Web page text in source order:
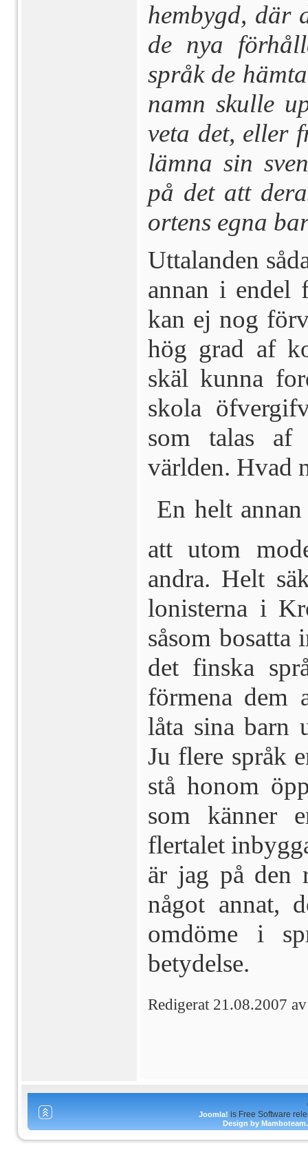
hembygd, där
de nya
språk de
namn skulle
veta det, eller
lämna sin
på det att
ortens egna
Uttalanden
annan i endel
kan ej nog
hög grad af
skäl kunna
skola
som talas af
världen. Hvad
En helt
att utom
andra. Helt
lonisterna i
såsom
det finska
förmena dem
låta sina barn
Ju flere språk
stå honom
som känner
flertalet
är jag på den
något annat,
omdöme i
betydelse.
Redigerat 21.08.2007
Joomla! is Free Software
Design by